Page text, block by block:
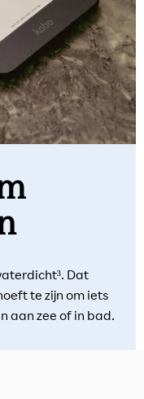
Dat
te zijn om iets
aan zee of in bad.